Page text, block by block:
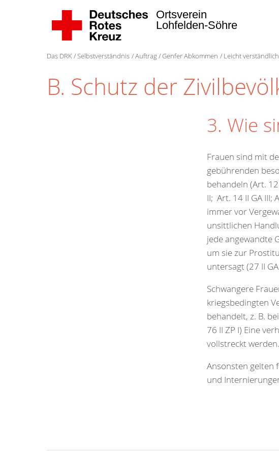
Ortsverein
Lohfelden-Söhre
Das DRK Selbstverständnis Auftrag Genfer Abkommen Leicht verständlich
B. Schutz der
3. Wie
Frauen sind mit
gebührenden
behandeln (Art. 12
II; Art. 14 II GA III;
immer vor
unsittlichen
jede angewandte
um sie zur
untersagt (27 II
Schwangere
kriegsbedingten
behandelt, z. B.
76 II ZP I) Eine
vollstreckt
Ansonsten gelten
und